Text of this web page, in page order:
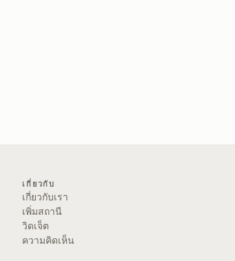
เกี่ยวกับ
เกี่ยวกับเรา
เพิ่มสถานี
วิดเจ็ต
ความคิดเห็น